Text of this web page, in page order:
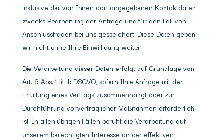
inklusive der von Ihnen dort angegebenen Kontaktdaten
zwecks Bearbeitung der Anfrage und für den Fall von
Anschlussfragen bei uns gespeichert. Diese Daten geben
wir nicht ohne Ihre Einwilligung weiter.
Die Verarbeitung dieser Daten erfolgt auf Grundlage von
Art. 6 Abs. 1 lit. b DSGVO, sofern Ihre Anfrage mit der
Erfüllung eines Vertrags zusammenhängt oder zur
Durchführung vorvertraglicher Maßnahmen erforderlich
ist. In allen übrigen Fällen beruht die Verarbeitung auf
unserem berechtigten Interesse an der effektiven